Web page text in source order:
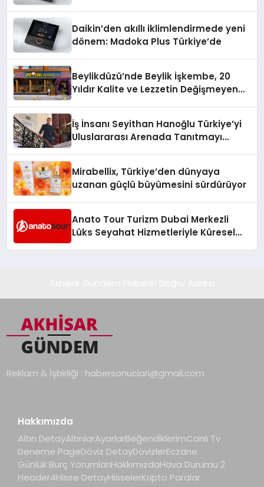
Daikin’den akıllı iklimlendirmede yeni
dönem: Madoka Plus Türkiye’de
Beylikdüzü’nde Beylik İşkembe, 20
Yıldır Kalite ve Lezzetin Değişmeyen
İş İnsanı Seyithan Hanoğlu Türkiye’yi
Uluslararası Arenada Tanıtmayı
Mirabellix, Türkiye’den dünyaya
uzanan güçlü büyümesini sürdürüyor
Anato Tour Turizm Dubai Merkezli
Lüks Seyahat Hizmetleriyle Küresel
Reklam & İşbirliği : habersonuclari@gmail.com
Hakkımızda
Altın DetayAltınlarAyarlarBeğendiklerimCanlı Tv
Deneme PageDöviz DetayDövizlerEczane
Günlük Burç YorumlarıHakkımızdaHava Durumu 2
Header4Hisse DetayHisselerKripto Paralar